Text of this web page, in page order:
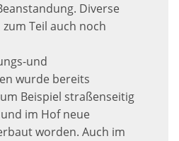
Diverse
Teil auch noch
und
wurde bereits
Beispiel straßenseitig
im Hof neue
worden. Auch im